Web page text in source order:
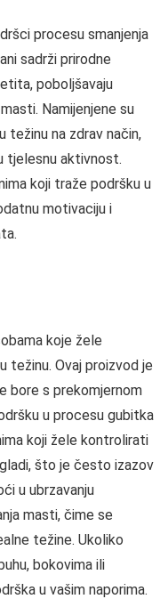
procesu smanjenja
sadrži prirodne
poboljšavaju
Namijenjene su
težinu na zdrav način,
tjelesnu aktivnost.
koji traže podršku u
motivaciju i
koje žele
težinu. Ovaj proizvod je
bore s prekomjernom
u procesu gubitka
koji žele kontrolirati
što je često izazov
u ubrzavanju
masti, čime se
težine. Ukoliko
bokovima ili
u vašim naporima.